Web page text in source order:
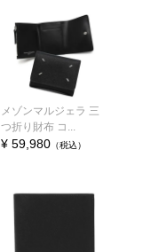
メゾンマルジェラ 三
つ折り財布 コ...
¥ 59,980 （税込）